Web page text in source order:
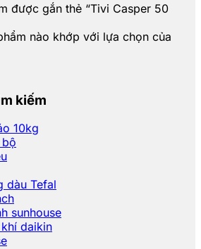
được gắn thẻ “Tivi Casper 50
nào khớp với lựa chọn của
kiếm
10kg
dàu Tefal
sunhouse
daikin